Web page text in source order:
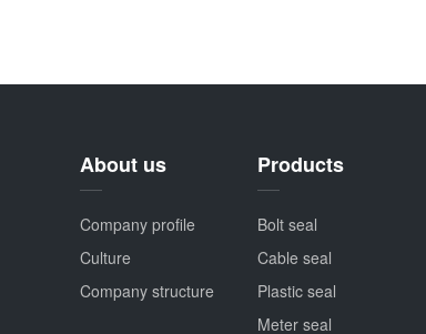
About us
Company profile
Culture
Company structure
Products
Bolt seal
Cable seal
Plastic seal
Meter seal